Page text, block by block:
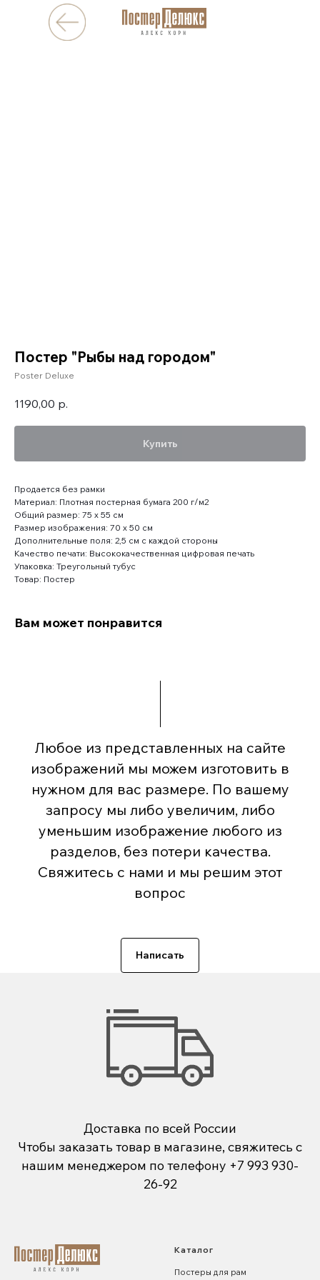
Постер "Рыбы над городом"
Poster Deluxe
1190,00 р.
Купить
Продается без рамки
Материал: Плотная постерная бумага 200 г/м2
Общий размер: 75 x 55 см
Размер изображения: 70 x 50 см
Дополнительные поля: 2,5 см с каждой стороны
Качество печати: Высококачественная цифровая печать
Упаковка: Треугольный тубус
Товар: Постер
Вам может понравится
Любое из представленных на сайте
изображений мы можем изготовить в
нужном для вас размере. По вашему
запросу мы либо увеличим, либо
уменьшим изображение любого из
разделов, без потери качества.
Свяжитесь с нами и мы решим этот
вопрос
Написать
Доставка по всей России
Чтобы заказать товар в магазине, свяжитесь с
нашим менеджером по телефону +7 993 930-
26-92
Каталог
Постеры для рам